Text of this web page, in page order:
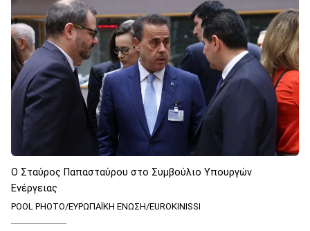
Ο Σταύρος Παπασταύρου στο Συμβούλιο Υπουργών
Ενέργειας
POOL PHOTO/ΕΥΡΩΠΑΪΚΗ ΕΝΩΣΗ/EUROKINISSI